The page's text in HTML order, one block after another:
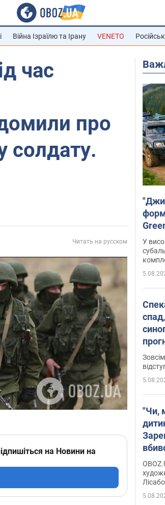
Війна Ізраїлю та Ірану VENETO
час
про
солдату.
Читать на русском
на Новини на
У
"Чи,
в